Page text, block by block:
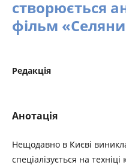
створюється
фільм
Редакція
Анотація
Нещодавно в Києві
спеціалізується на